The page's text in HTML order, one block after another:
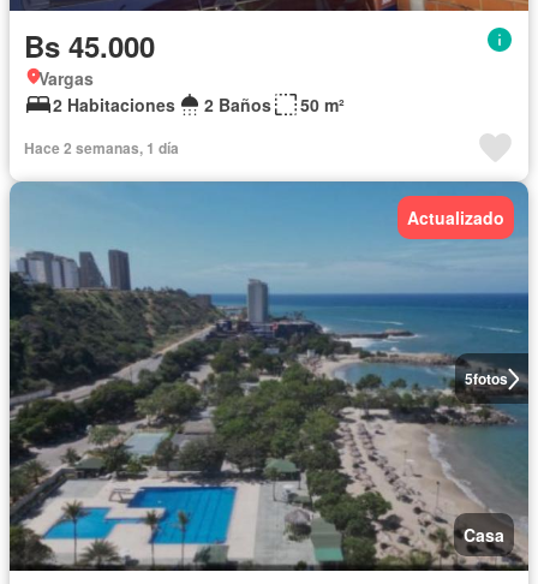
Bs 45.000
Vargas
2 Habitaciones
2 Baños 50 m²
Hace 2 semanas, 1 día
5fotos
Actualizado
Casa